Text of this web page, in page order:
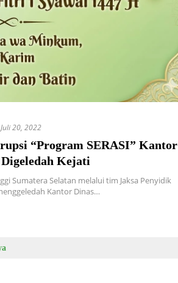
20, 2022
“Program SERASI” Kantor
Kejati
Sumatera Selatan melalui tim Jaksa Penyidik
Kantor Dinas…